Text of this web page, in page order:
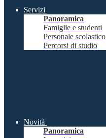
Servizi
Panoramica
Famiglie e studenti
Personale scolastico
Percorsi di studio
Novità
Panoramica